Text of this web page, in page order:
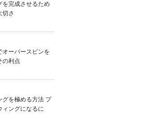
を完成させるため
切さ
オーバースピンを
の利点
グを極める方法 プ
ィングになるに